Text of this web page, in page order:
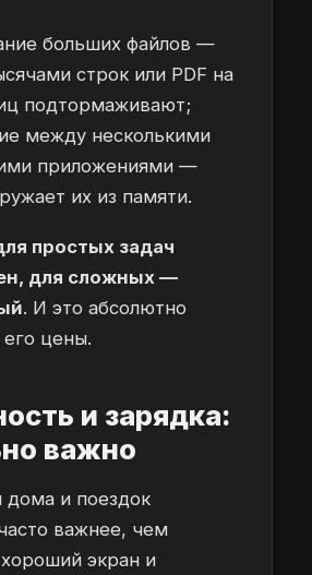
больших файлов —
строк или PDF на
подтормаживают;
между несколькими
приложениями —
их из памяти.
простых задач
для сложных —
. И это абсолютно
цены.
и зарядка:
важно
дома и поездок
важнее, чем
экран и